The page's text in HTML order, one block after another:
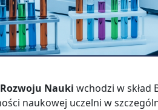
Nauki wchodzi w skład
naukowej uczelni w